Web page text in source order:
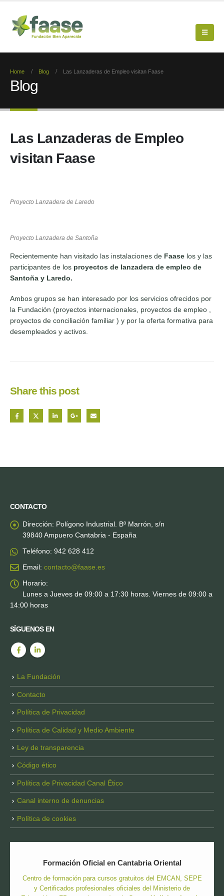
Home Blog Las Lanzaderas de Empleo visitan Faase
Blog
Las Lanzaderas de Empleo
visitan Faase
Proyecto Lanzadera de Laredo
Proyecto Lanzadera de Santoña
Recientemente han visitado las instalaciones de Faase los y las
participantes de los proyectos de lanzadera de empleo de
Santoña y Laredo.
Ambos grupos se han interesado por los servicios ofrecidos por
la Fundación (proyectos internacionales, proyectos de empleo ,
proyectos de conciliación familiar ) y por la oferta formativa para
desempleados y activos.
Share this post
CONTACTO
Dirección: Polígono Industrial. Bº Marrón, s/n
39840 Ampuero Cantabria - España
Teléfono: 942 628 412
Email: contacto@faase.es
Horario:
Lunes a Jueves de 09:00 a 17:30 horas. Viernes de 09:00 a
14:00 horas
SÍGUENOS EN
La Fundación
Contacto
Política de Privacidad
Política de Calidad y Medio Ambiente
Ley de transparencia
Código ético
Política de Privacidad Canal Ético
Canal interno de denuncias
Política de cookies
Formación Oficial en Cantabria Oriental
Centro de formación para cursos gratuitos del EMCAN, SEPE
y Certificados profesionales oficiales del Ministerio de